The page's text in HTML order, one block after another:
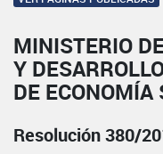
MINISTERIO
Y
DE ECONOMÍA
Resolución 380/